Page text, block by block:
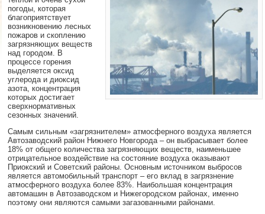
погоды, которая
благоприятствует
возникновению лесных
пожаров и скоплению
загрязняющих веществ
над городом. В
процессе горения
выделяется оксид
углерода и диоксид
азота, концентрация
которых достигает
сверхнормативных
сезонных значений.
Самым сильным «загрязнителем» атмосферного воздуха является
Автозаводский район Нижнего Новгорода – он выбрасывает более
18% от общего количества загрязняющих веществ, наименьшее
отрицательное воздействие на состояние воздуха оказывают
Приокский и Советский районы. Основным источником выбросов
является автомобильный транспорт – его вклад в загрязнение
атмосферного воздуха более 83%. Наибольшая концентрация
автомашин в Автозаводском и Нижегородском районах, именно
поэтому они являются самыми загазованными районами.